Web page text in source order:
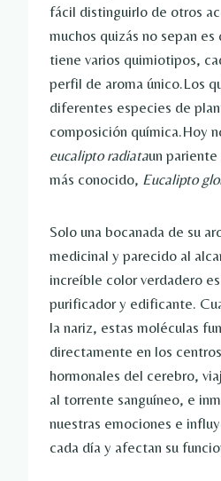
fácil distinguirlo de otros
muchos quizás no sepan
tiene varios quimiotipos,
perfil de aroma único.Los
diferentes especies de
composición química.Hoy
eucalipto radiataun
más conocido, Eucalipto
Solo una bocanada de su
medicinal y parecido al
increíble color verdadero
purificador y edificante.
la nariz, estas moléculas
directamente en los
hormonales del cerebro,
al torrente sanguíneo, e
nuestras emociones e
cada día y afectan su